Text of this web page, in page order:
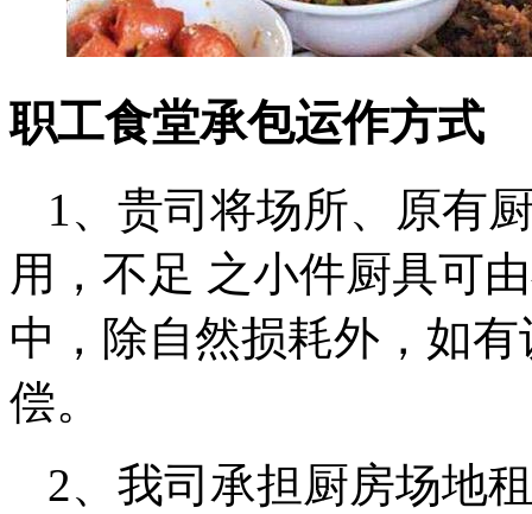
职工食堂承包运作方式
1、贵司将场所、原有
用，不足 之小件厨具可
中，除自然损耗外，如
偿。
2、我司承担厨房场地